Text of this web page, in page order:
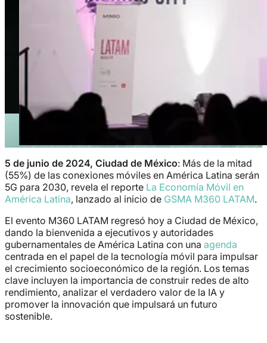
5 de junio de 2024, Ciudad de México: Más de la mitad
(55%) de las conexiones móviles en América Latina serán
5G para 2030, revela el reporte La Economía Móvil en
América Latina, lanzado al inicio de GSMA M360 LATAM.
El evento M360 LATAM regresó hoy a Ciudad de México,
dando la bienvenida a ejecutivos y autoridades
gubernamentales de América Latina con una agenda
centrada en el papel de la tecnología móvil para impulsar
el crecimiento socioeconómico de la región. Los temas
clave incluyen la importancia de construir redes de alto
rendimiento, analizar el verdadero valor de la IA y
promover la innovación que impulsará un futuro
sostenible.